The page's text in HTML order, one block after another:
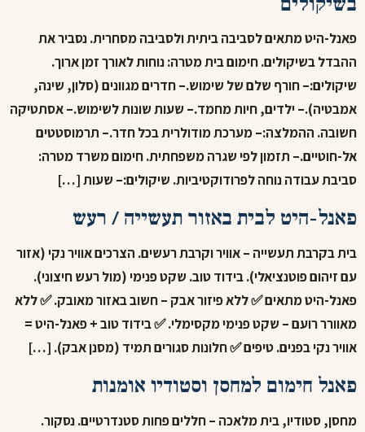
פאנל-היט מתאים לסביבה ביתית ולסביבה מסחרית. נסביר את
ההבדל בשיקולים. חימום בית מטרה: נוחות לאורך זמן ארוך.
שיקולים:– חורף שלם של שימוש.– חדרים מגוונים (סלון, שינה,
אמבטיה).– ילדים, חיות מחמד.– שעות שונות לשימוש.– אסתטיקה
חשובה. ההמלצה:– מערכת מודולרית בכל חדר.– תרמוסטטים
אל-חוטיים.– תזמון לפי שגרה משפחתית. חימום משרד מטרה:
סביבת עבודה נוחה לפרודוקטיביות. שיקולים:– שעות […]
פאנל-היט לבית באזור תעשייה / רעש
בית בקרבת תעשייה – אוויר וקרבת רעשים. הצרכים אוויר נקי (אזור
עם זיהום פוטנציאלי). בידוד טוב. שקט פנימי (מול רעש חיצוני).
פאנל-היט מתאים ✅ ללא פיזור אבק – חשוב באזור מאובק. ✅ ללא
מאוורר רועם – שקט פנימי מקסימלי. ✅ בידוד טוב + פאנל-היט =
אוויר נקי בפנים. טיפים ✅ חלונות סגורים תמיד (מסנן אבק). […]
פאנל חימום למחסן וסטודיו אומנות
מחסן, סטודיו, בית מלאכה – חללים פחות סטנדרטיים. נסקור.